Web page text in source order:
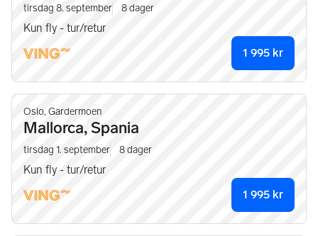
tirsdag 8. september 8dager
Kun fly - tur/retur
1 995 kr
Oslo, Gardermoen
Mallorca, Spania
tirsdag 1. september 8dager
Kun fly - tur/retur
1 995 kr